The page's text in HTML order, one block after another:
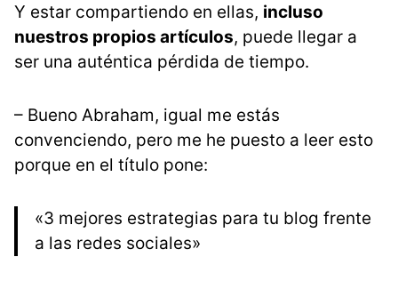
Y estar compartiendo en ellas, incluso
nuestros propios artículos, puede llegar a
ser una auténtica pérdida de tiempo.
– Bueno Abraham, igual me estás
convenciendo, pero me he puesto a leer esto
porque en el título pone:
«3 mejores estrategias para tu blog frente
a las redes sociales»